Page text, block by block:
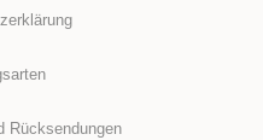
Rücksendungen